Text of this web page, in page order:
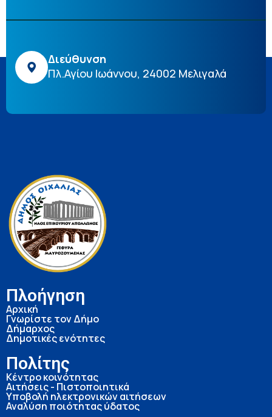
Διεύθυνση
Πλ.Αγίου Ιωάννου, 24002 Μελιγαλά
Πλοήγηση
Αρχική
Γνωρίστε τον Δήμο
Δήμαρχος
Δημοτικές ενότητες
Πολίτης
Κέντρο κοινότητας
Αιτήσεις - Πιστοποιητικά
Υποβολή ηλεκτρονικών αιτήσεων
Αναλύση ποιότητας ύδατος